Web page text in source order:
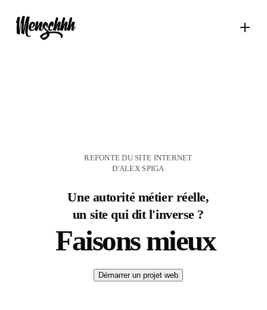
REFONTE DU SITE INTERNET
D'ALEX SPIGA
Une autorité métier réelle,
un site qui dit l'inverse ?
Faisons mieux
Démarrer un projet web